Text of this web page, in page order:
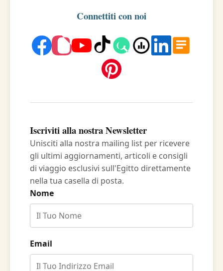
Connettiti con noi
Iscriviti alla nostra Newsletter
Unisciti alla nostra mailing list per ricevere
gli ultimi aggiornamenti, articoli e consigli
di viaggio esclusivi sull'Egitto direttamente
nella tua casella di posta.
Nome
Email